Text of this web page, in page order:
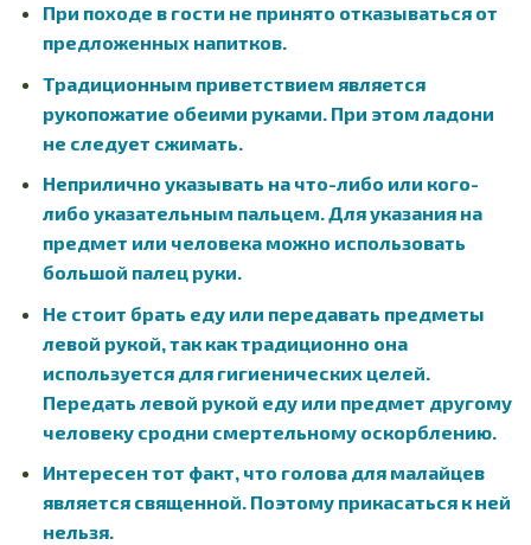
При походе в гости не принято отказываться от
предложенных напитков.
Традиционным приветствием является
рукопожатие обеими руками. При этом ладони
не следует сжимать.
Неприлично указывать на что-либо или кого-
либо указательным пальцем. Для указания на
предмет или человека можно использовать
большой палец руки.
Не стоит брать еду или передавать предметы
левой рукой, так как традиционно она
используется для гигиенических целей.
Передать левой рукой еду или предмет другому
человеку сродни смертельному оскорблению.
Интересен тот факт, что голова для малайцев
является священной. Поэтому прикасаться к ней
нельзя.